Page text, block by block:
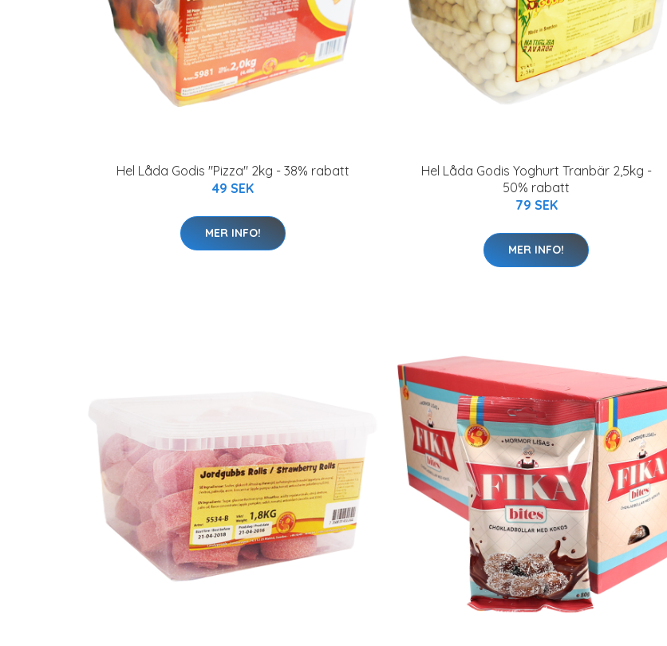
Hel Låda Godis "Pizza" 2kg - 38% rabatt
49 SEK
MER INFO!
Hel Låda Godis Yoghurt Tranbär 2,5kg -
50% rabatt
79 SEK
MER INFO!